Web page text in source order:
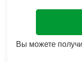
Вы можете